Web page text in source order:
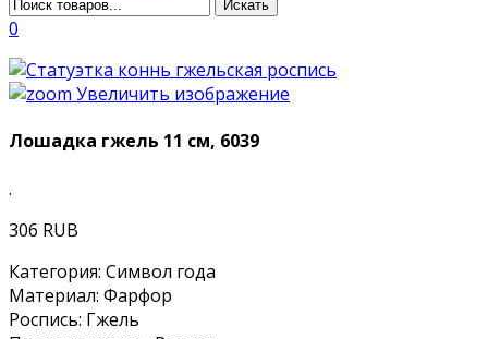
0
Увеличить изображение
Лошадка гжель 11 см, 6039
.
306 RUB
Категория: Символ года
Материал: Фарфор
Роспись: Гжель